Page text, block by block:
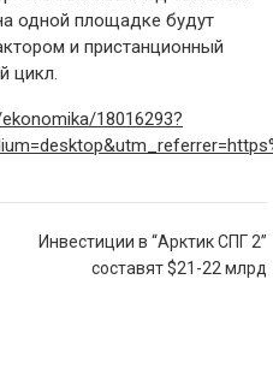
одной площадке будут
и пристанционный
цикл.
18016293?
Инвестиции в “Арктик СПГ 2”
составят $21-22 млрд